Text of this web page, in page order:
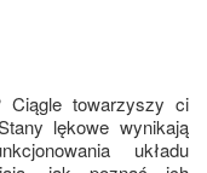
Ciągle towarzyszy ci
lękowe wynikają
układu